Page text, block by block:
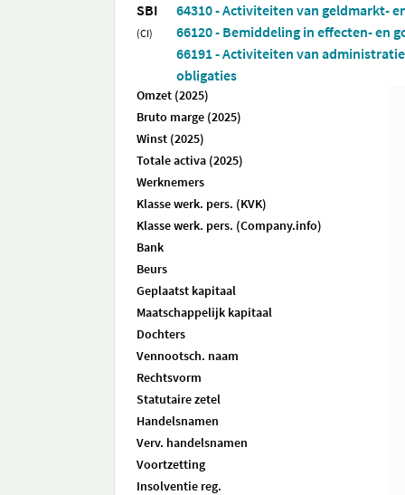
SBI
(CI)
64310 - Activiteiten van geldmarkt-
66120 - Bemiddeling in effecten- en
66191 - Activiteiten van
obligaties
Omzet (2025)
Bruto marge (2025)
Winst (2025)
Totale activa (2025)
Werknemers
Klasse werk. pers. (KVK)
Klasse werk. pers. (Company.info)
Bank
Beurs
Geplaatst kapitaal
Maatschappelijk kapitaal
Dochters
Vennootsch. naam
Rechtsvorm
Statutaire zetel
Handelsnamen
Verv. handelsnamen
Voortzetting
Insolventie reg.